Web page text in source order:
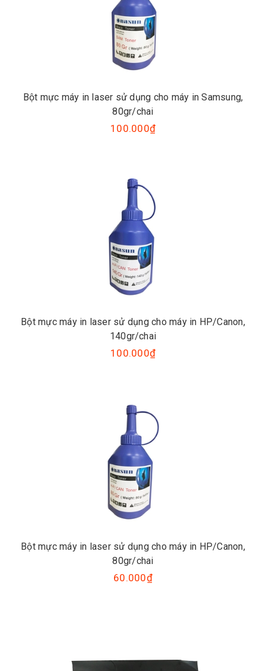
Bột mực máy in laser sử dụng cho máy in Samsung,
80gr/chai
100.000₫
Bột mực máy in laser sử dụng cho máy in HP/Canon,
140gr/chai
100.000₫
Bột mực máy in laser sử dụng cho máy in HP/Canon,
80gr/chai
60.000₫